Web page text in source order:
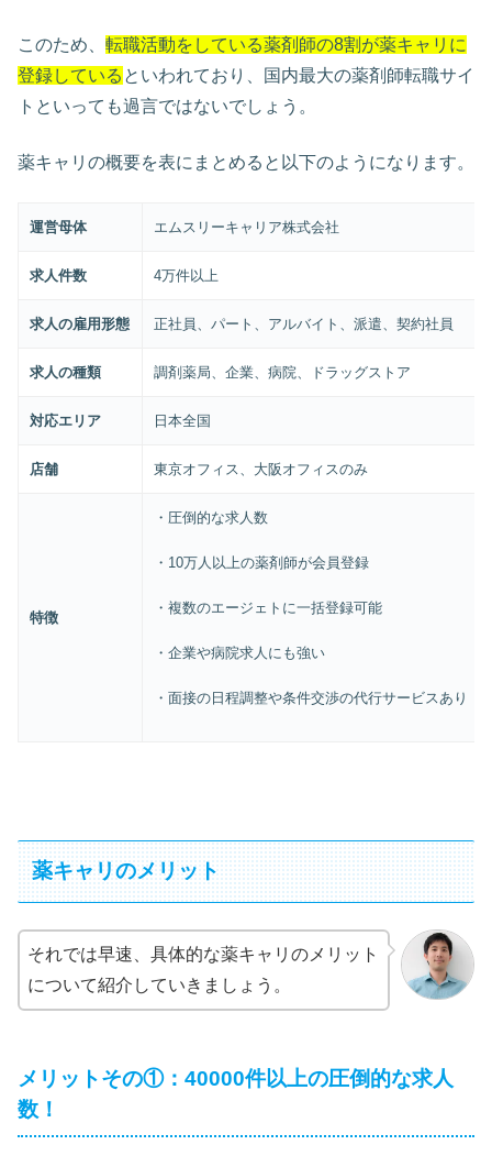
このため、 転職活動をしている薬剤師の8割が薬キャリに
登録している といわれており、国内最大の薬剤師転職サイ
トといっても過言ではないでしょう。
薬キャリの概要を表にまとめると以下のようになります。
運営母体 エムスリーキャリア株式会社
求人件数 4万件以上
求人の雇用形態 正社員、パート、アルバイト、派遣、契約社員
求人の種類 調剤薬局、企業、病院、ドラッグストア
対応エリア 日本全国
店舗 東京オフィス、大阪オフィスのみ
特徴
・圧倒的な求人数
・10万人以上の薬剤師が会員登録
・複数のエージェトに一括登録可能
・企業や病院求人にも強い
・面接の日程調整や条件交渉の代行サービスあり
薬キャリのメリット
それでは早速、具体的な薬キャリのメリット
について紹介していきましょう。
メリットその①：40000件以上の圧倒的な求人
数！